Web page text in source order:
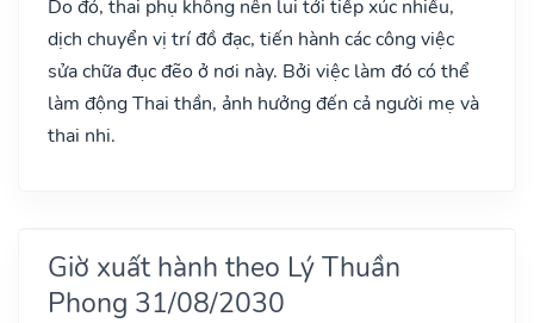
Do đó, thai phụ không nên lui tới tiếp xúc nhiều,
dịch chuyển vị trí đồ đạc, tiến hành các công việc
sửa chữa đục đẽo ở nơi này. Bởi việc làm đó có thể
làm động Thai thần, ảnh hưởng đến cả người mẹ và
thai nhi.
Giờ xuất hành theo Lý Thuần
Phong 31/08/2030